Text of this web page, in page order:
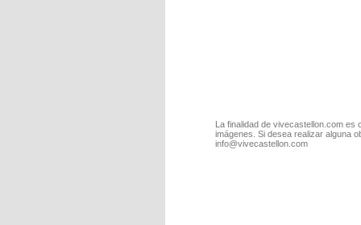
La finalidad de vivecastellon.com
imágenes. Si desea realizar alguna
info@vivecastellon.com